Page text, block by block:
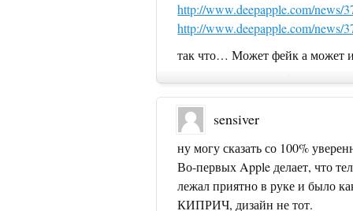
http://www.deepapple.com/news/
http://www.deepapple.com/news/
так что… Может фейк а может
sensiver
ну могу сказать со 100%
Во-первых Apple делает, что
лежал приятно в руке и было
КИПРИЧ, дизайн не тот.